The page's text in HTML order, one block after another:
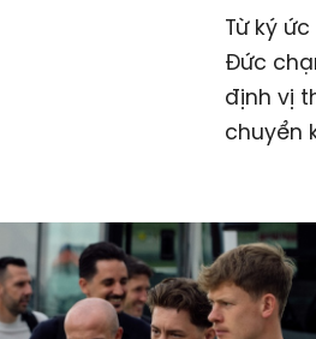
Từ ký
Đức
định vị
chuyển